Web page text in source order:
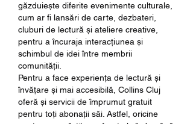
găzduiește diferite evenimente culturale,
cum ar fi lansări de carte, dezbateri,
cluburi de lectură și ateliere creative,
pentru a încuraja interacțiunea și
schimbul de idei între membrii
comunității.
Pentru a face experiența de lectură și
învățare și mai accesibilă, Collins Cluj
oferă și servicii de împrumut gratuit
pentru toți abonații săi. Astfel, oricine